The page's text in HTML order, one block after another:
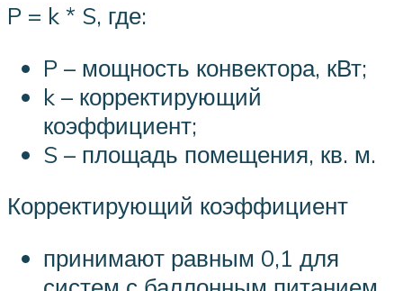
P = k * S, где:
P – мощность конвектора, кВт;
k – корректирующий
коэффициент;
S – площадь помещения, кв. м.
Корректирующий коэффициент
принимают равным 0,1 для